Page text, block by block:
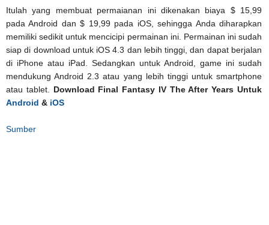
Itulah yang membuat permaianan ini dikenakan biaya $ 15,99
pada Android dan $ 19,99 pada iOS, sehingga Anda diharapkan
memiliki sedikit untuk mencicipi permainan ini. Permainan ini sudah
siap di download untuk iOS 4.3 dan lebih tinggi, dan dapat berjalan
di iPhone atau iPad. Sedangkan untuk Android, game ini sudah
mendukung Android 2.3 atau yang lebih tinggi untuk smartphone
atau tablet. Download Final Fantasy IV The After Years Untuk
Android & iOS
Sumber